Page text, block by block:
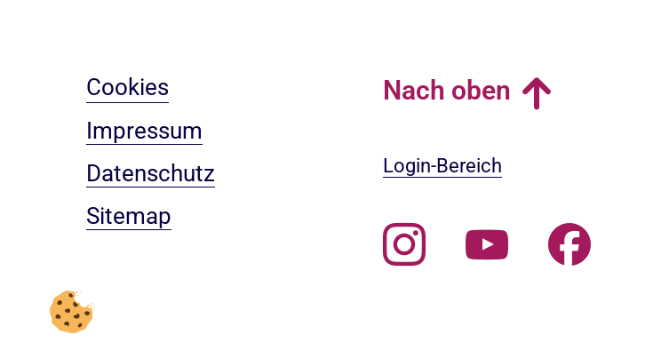
Cookies
Impressum
Datenschutz
Sitemap
Nach oben
Login-Bereich